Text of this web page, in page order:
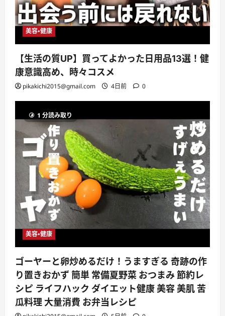
美容・健康
【生活の質UP】買ってよかった日用品13選！健
康意識高め、時々コスメ
pikakichi2015@gmail.com 4日前 0
1 分読み取り
美容・健康
ゴーヤーと卵炒めるだけ！うますぎる 奇跡の作
り置きおかず 簡単 常備夏野菜 おつまみ 節約レ
シピ ライフハック ダイエット健康 美容 美肌 苦
瓜料理 大量消費 お弁当レシピ